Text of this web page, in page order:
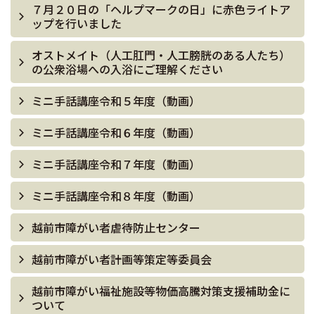
７月２０日の「ヘルプマークの日」に赤色ライトア
ップを行いました
オストメイト（人工肛門・人工膀胱のある人たち）
の公衆浴場への入浴にご理解ください
ミニ手話講座令和５年度（動画）
ミニ手話講座令和６年度（動画）
ミニ手話講座令和７年度（動画）
ミニ手話講座令和８年度（動画）
越前市障がい者虐待防止センター
越前市障がい者計画等策定等委員会
越前市障がい福祉施設等物価高騰対策支援補助金に
ついて